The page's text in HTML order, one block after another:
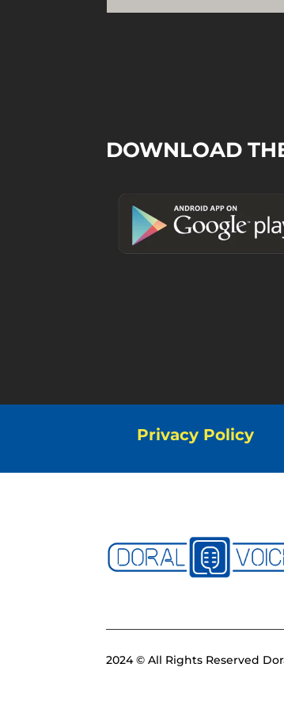
DOWNLOAD
Privacy Policy
2024 © All Rights Reserved